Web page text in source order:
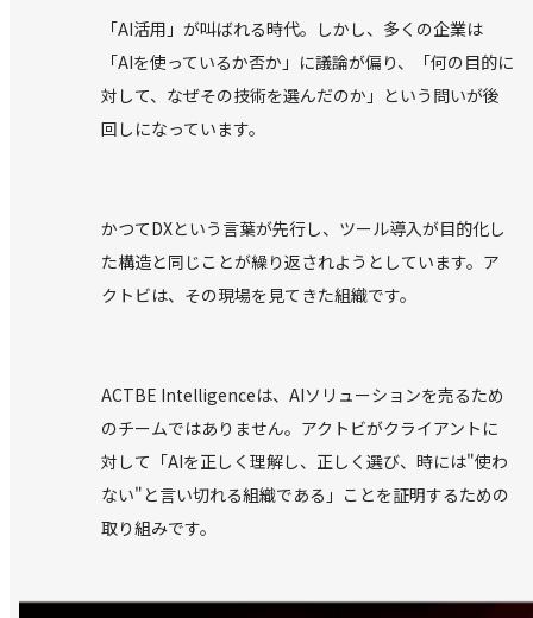
「AI活用」が叫ばれる時代。しかし、多くの企業は
「AIを使っているか否か」に議論が偏り、「何の目的に
対して、なぜその技術を選んだのか」という問いが後
回しになっています。
かつてDXという言葉が先行し、ツール導入が目的化し
た構造と同じことが繰り返されようとしています。ア
クトビは、その現場を見てきた組織です。
ACTBE Intelligenceは、AIソリューションを売るため
のチームではありません。アクトビがクライアントに
対して「AIを正しく理解し、正しく選び、時には"使わ
ない"と言い切れる組織である」ことを証明するための
取り組みです。